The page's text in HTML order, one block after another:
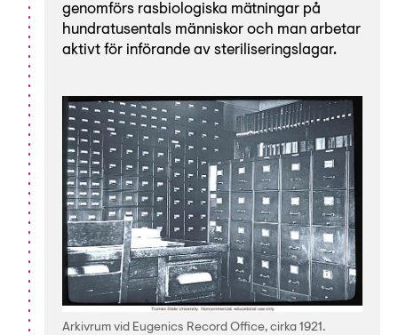
genomförs rasbiologiska mätningar på
hundratusentals människor och man arbetar
aktivt för införande av steriliseringslagar.
Arkivrum vid Eugenics Record Office, cirka 1921.